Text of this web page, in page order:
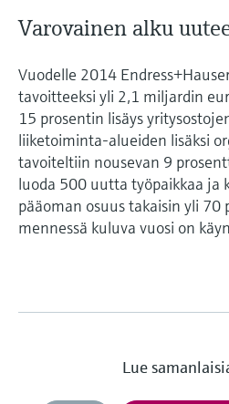
Varovainen alku
Vuodelle 2014
tavoitteeksi yli 2,1 miljardin
15 prosentin lisäys
liiketoiminta-alueiden lisäksi
tavoiteltiin nousevan 9
luoda 500 uutta työpaikkaa ja
pääoman osuus takaisin yli 70
mennessä kuluva vuosi on
Lue